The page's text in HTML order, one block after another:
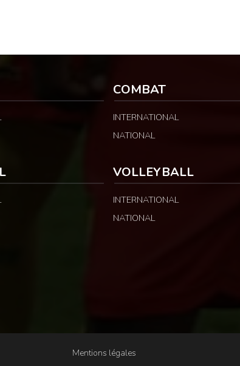
COMBAT
INTERNATIONAL
NATIONAL
VOLLEYBALL
INTERNATIONAL
NATIONAL
Mentions légales